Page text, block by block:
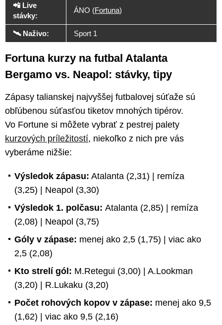
📲 Live
stávky:
ÁNO (Fortuna)
🛰️ Naživo: Sport 1
Fortuna kurzy na futbal Atalanta
Bergamo vs. Neapol: stávky, tipy
Zápasy talianskej najvyššej futbalovej súťaže sú
obľúbenou súťasťou tiketov mnohých tipérov.
Vo Fortune si môžete vybrať z pestrej palety
kurzových príležitostí, niekoľko z nich pre vás
vyberáme nižšie:
Výsledok zápasu: Atalanta (2,31) | remíza
(3,25) | Neapol (3,30)
Výsledok 1. polčasu: Atalanta (2,85) | remíza
(2,08) | Neapol (3,75)
Góly v zápase: menej ako 2,5 (1,75) | viac ako
2,5 (2,08)
Kto strelí gól: M.Retegui (3,00) | A.Lookman
(3,20) | R.Lukaku (3,20)
Počet rohových kopov v zápase: menej ako 9,5
(1,62) | viac ako 9,5 (2,16)